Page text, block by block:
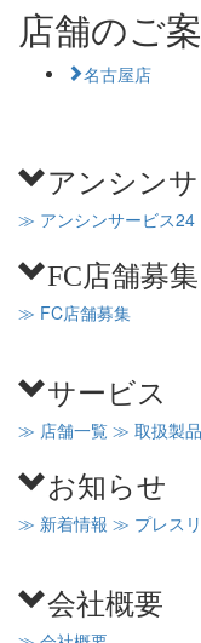
店舗のご
名古屋店
アンシン
≫ アンシンサービス24
FC店舗募集
≫ FC店舗募集
サービス
≫ 店舗一覧 ≫ 取扱製品
お知らせ
≫ 新着情報 ≫ プレス
会社概要